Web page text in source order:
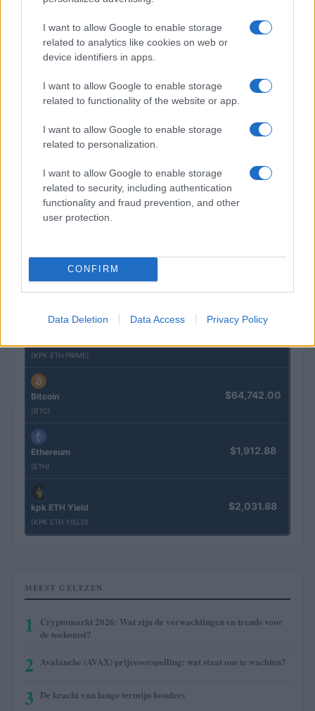
I want to allow Google to enable storage
related to analytics like cookies on web or
device identifiers in apps.
I want to allow Google to enable storage
related to functionality of the website or app.
I want to allow Google to enable storage
related to personalization.
I want to allow Google to enable storage
related to security, including authentication
functionality and fraud prevention, and other
user protection.
CONFIRM
Data Deletion Data Access Privacy Policy
Eureka Bridged PAX Gold (Terra
Kinza Babylon Staked BTC
(EPOCH)
Stride Staked Injective
(STINJ)
$16.46
FibSwap DEX
(KPK ETH PRIME)
Bitcoin
(BTC)
$64,742.00
Ethereum
(ETH)
$1,912.88
kpk ETH Yield
(KPK ETH YIELD)
$2,031.88
MEEST GELEZEN
1
Cryptomarkt 2026: Wat zijn de verwachtingen en trends voor
de toekomst?
2 Avalanche (AVAX) prijsvoorspelling: wat staat ons te wachten?
3 De kracht van lange termijn houders